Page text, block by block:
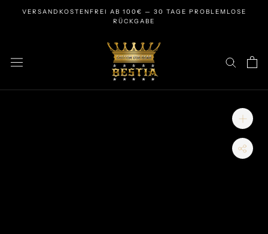
VERSANDKOSTENFREI AB 100€ — 30 TAGE PROBLEMLOSE
RÜCKGABE